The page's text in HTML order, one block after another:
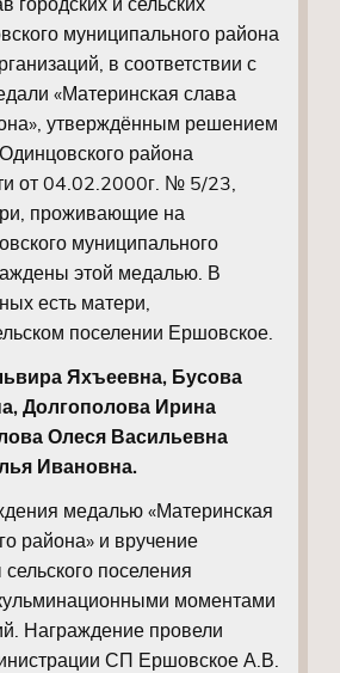
муниципального района
в соответствии с
«Материнская слава
утверждённым решением
района
от 04.02.2000г. № 5/23,
проживающие на
муниципального
этой медалью. В
есть матери,
поселении Ершовское.
Яхъеевна, Бусова
Долгополова Ирина
Олеся Васильевна
Ивановна.
медалью «Материнская
района» и вручение
поселения
моментами
Награждение провели
СП Ершовское А.В.